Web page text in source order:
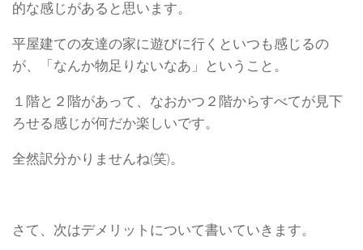
的な感じがあると思います。
平屋建ての友達の家に遊びに行くといつも感じるの
が、「なんか物足りないなあ」ということ。
１階と２階があって、なおかつ２階からすべてが見下
ろせる感じが何だか楽しいです。
全然訳分かりませんね(笑)。
さて、次はデメリットについて書いていきます。